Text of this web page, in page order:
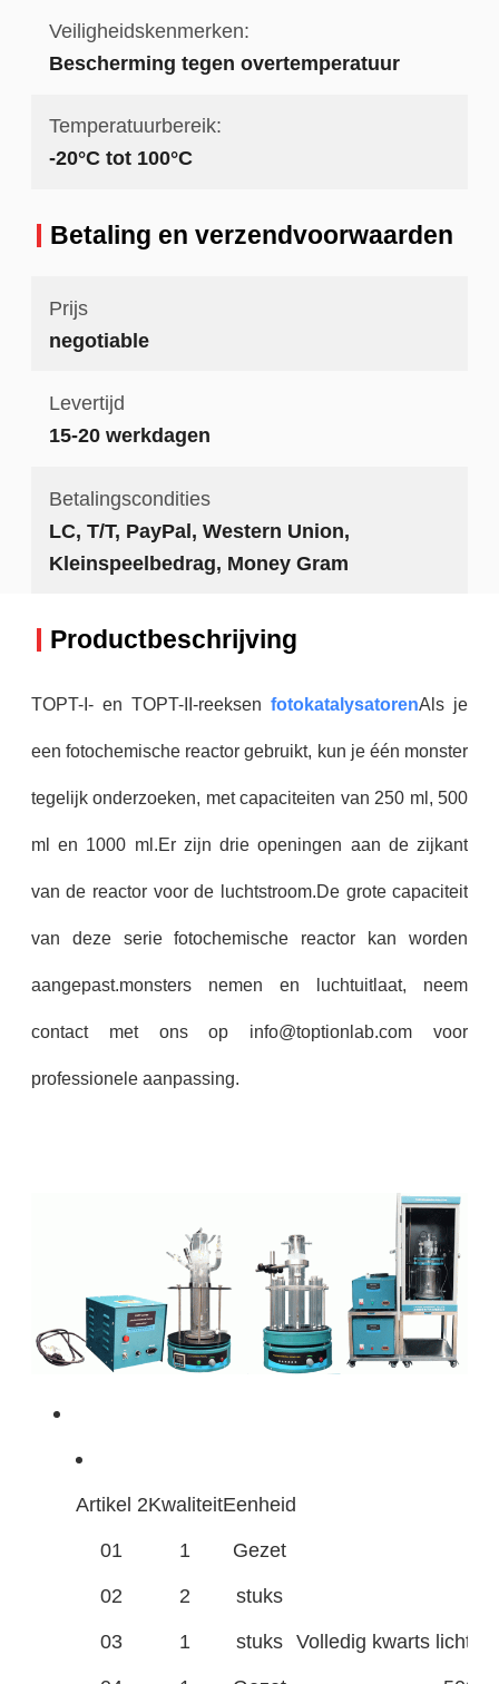
Veiligheidskenmerken:
Bescherming tegen overtemperatuur
Temperatuurbereik:
-20°C tot 100°C
Betaling en verzendvoorwaarden
Prijs
negotiable
Levertijd
15-20 werkdagen
Betalingscondities
LC, T/T, PayPal, Western Union,
Kleinspeelbedrag, Money Gram
Productbeschrijving
TOPT-I- en TOPT-II-reeksen fotokatalysatorenAls je
een fotochemische reactor gebruikt, kun je één monster
tegelijk onderzoeken, met capaciteiten van 250 ml, 500
ml en 1000 ml.Er zijn drie openingen aan de zijkant
van de reactor voor de luchtstroom.De grote capaciteit
van deze serie fotochemische reactor kan worden
aangepast.monsters nemen en luchtuitlaat, neem
contact met ons op info@toptionlab.com voor
professionele aanpassing.
Artikel 2KwaliteitEenheid
01
1
Gezet
02
2
stuks
03
1 stuks Volledig kwarts